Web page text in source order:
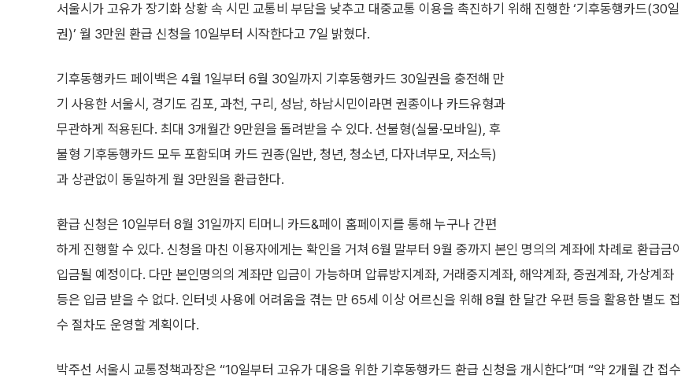
서울시가 고유가 장기화 상황 속 시민 교통비 부담을 낮추고 대중교통 이용을 촉진하기 위해 진행한 ‘기후동행카드(30일
권)’ 월 3만원 환급 신청을 10일부터 시작한다고 7일 밝혔다.
기후동행카드 페이백은 4월 1일부터 6월 30일까지 기후동행카드 30일권을 충전해 만
기 사용한 서울시, 경기도 김포, 과천, 구리, 성남, 하남시민이라면 권종이나 카드유형과
무관하게 적용된다. 최대 3개월간 9만원을 돌려받을 수 있다. 선불형(실물·모바일), 후
불형 기후동행카드 모두 포함되며 카드 권종(일반, 청년, 청소년, 다자녀부모, 저소득)
과 상관없이 동일하게 월 3만원을 환급한다.
환급 신청은 10일부터 8월 31일까지 티머니 카드&페이 홈페이지를 통해 누구나 간편
하게 진행할 수 있다. 신청을 마친 이용자에게는 확인을 거쳐 6월 말부터 9월 중까지 본인 명의의 계좌에 차례로 환급금이
입금될 예정이다. 다만 본인명의의 계좌만 입금이 가능하며 압류방지계좌, 거래중지계좌, 해약계좌, 증권계좌, 가상계좌
등은 입금 받을 수 없다. 인터넷 사용에 어려움을 겪는 만 65세 이상 어르신을 위해 8월 한 달간 우편 등을 활용한 별도 접
수 절차도 운영할 계획이다.
박주선 서울시 교통정책과장은 “10일부터 고유가 대응을 위한 기후동행카드 환급 신청을 개시한다”며 “약 2개월 간 접수